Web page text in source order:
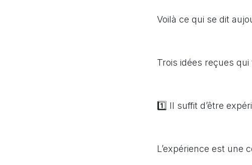
Voilà ce qui se dit
Trois idées reçues
1️⃣ Il suffit d’être
L’expérience est une